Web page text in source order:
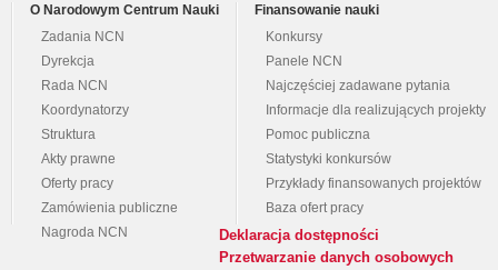
O Narodowym Centrum Nauki
Zadania NCN
Dyrekcja
Rada NCN
Koordynatorzy
Struktura
Akty prawne
Oferty pracy
Zamówienia publiczne
Nagroda NCN
Finansowanie nauki
Konkursy
Panele NCN
Najczęściej zadawane pytania
Informacje dla realizujących projekty
Pomoc publiczna
Statystyki konkursów
Przykłady finansowanych projektów
Baza ofert pracy
Deklaracja dostępności
Przetwarzanie danych osobowych